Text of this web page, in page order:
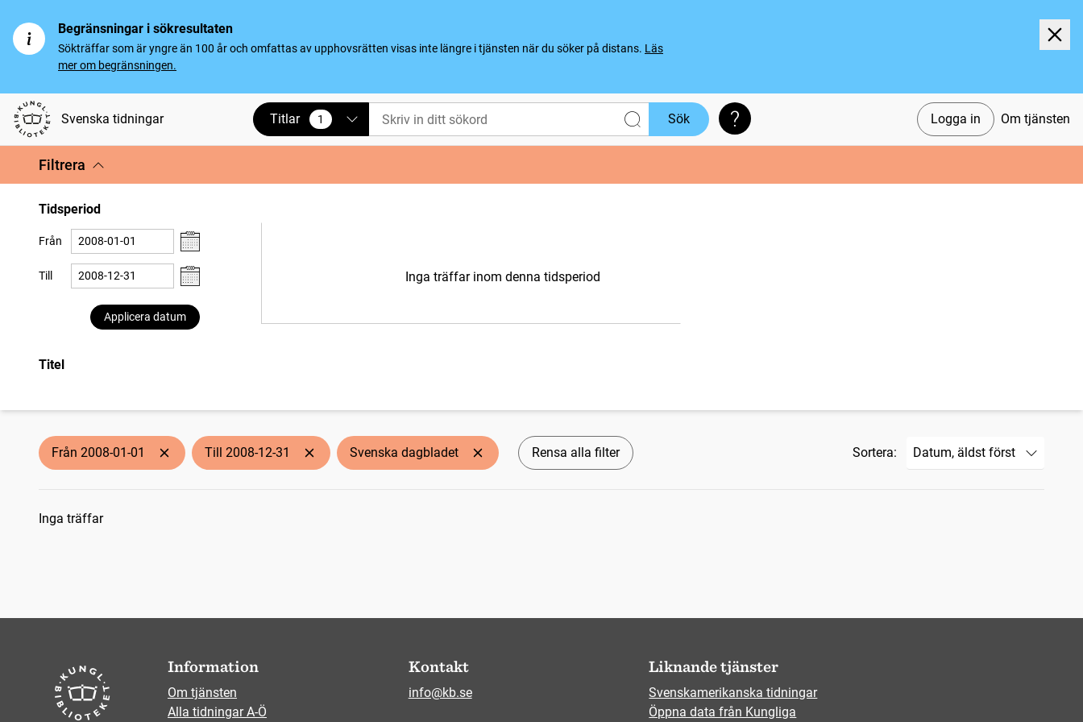
Begränsningar i sökresultaten
Sökträffar som är yngre än 100 år och omfattas av upphovsrätten visas inte längre i tjänsten när du söker på distans. Läs
mer om begränsningen.
Svenska tidningar Logga in Om tjänsten
Titlar 1
vald Sök Söktips
Filtrera
Tidsperiod
Från
Till
Applicera datum
Inga träffar inom denna tidsperiod
Titel
Från 2008-01-01 Till 2008-12-31 Svenska dagbladet Rensa alla filter Sortera:
Sökresultat
Inga träffar
Information
Om tjänsten
Alla tidningar A-Ö
Kontakt
info@kb.se
Liknande tjänster
Svenskamerikanska tidningar
Öppna data från Kungliga